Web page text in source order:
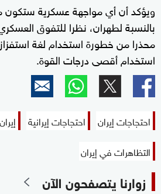
ويؤكد أن أي مواجهة عسكرية ستكون
بالنسبة لطهران، نظرا للتفوق
محذرا من خطورة استخدام لغة
استخدام أقصى درجات القوة.
احتجاجات إيران احتجاجات إيرانية إيران
التظاهرات في إيران
زوارنا يتصفحون الآن